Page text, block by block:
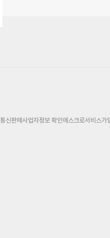
통신판매사업자정보 확인에스크로서비스가